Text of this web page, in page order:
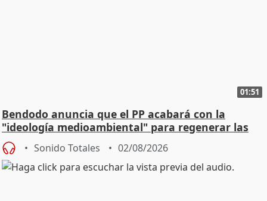
01:51
Bendodo anuncia que el PP acabará con la
"ideología medioambiental" para regenerar las
playas
Sonido Totales 02/08/2026